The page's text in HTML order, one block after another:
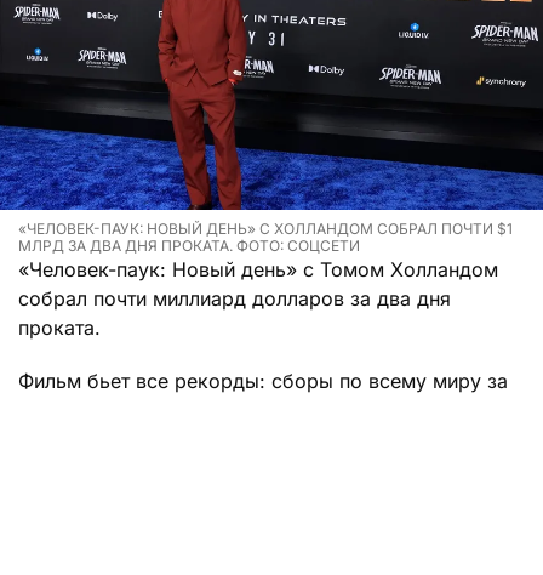
«ЧЕЛОВЕК-ПАУК: НОВЫЙ ДЕНЬ» С ХОЛЛАНДОМ СОБРАЛ ПОЧТИ $1
МЛРД ЗА ДВА ДНЯ ПРОКАТА. ФОТО: СОЦСЕТИ
«Человек-паук: Новый день» с Томом Холландом
собрал почти миллиард долларов за два дня
проката.
Фильм бьет все рекорды: сборы по всему миру за